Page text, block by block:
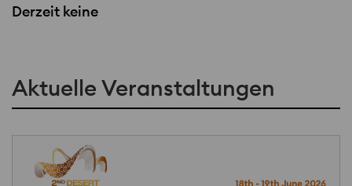
Derzeit keine
Aktuelle Veranstaltungen